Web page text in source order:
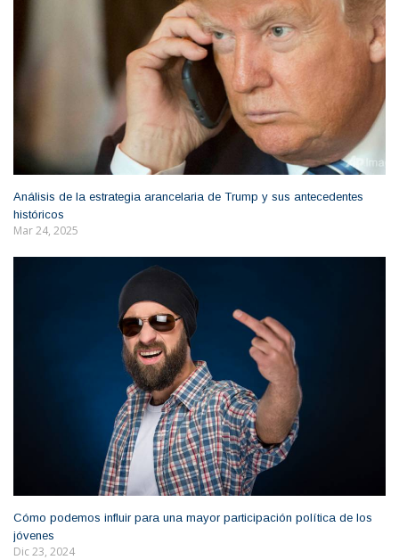
Análisis de la estrategia arancelaria de Trump y sus antecedentes
históricos
Mar 24, 2025
Cómo podemos influir para una mayor participación política de los
jóvenes
Dic 23, 2024